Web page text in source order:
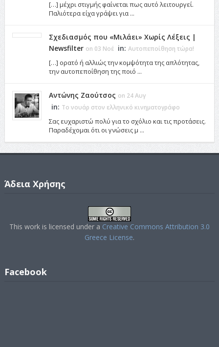
[…] μέχρι στιγμής φαίνεται πως αυτό λειτουργεί.
Παλιότερα είχα γράψει για ...
Σχεδιασμός που «Μιλάει» Χωρίς Λέξεις |
Newsfilter on 03 Νοέ in: Αυτοπεποίθηση τώρα!
[…] ορατό ή αλλιώς την κομψότητα της απλότητας,
την αυτοπεποίθηση της ποιό ...
Αντώνης Ζαούτσος on 24 Αυγ
in: Το νουάρ στον ελληνικό κινηματογράφο
Σας ευχαριστώ πολύ για το σχόλιο και τις προτάσεις.
Παραδέχομαι ότι οι γνώσεις μ ...
Άδεια Χρήσης
This work is licensed under a Creative Commons Attribution 3.0
Greece License.
Facebook